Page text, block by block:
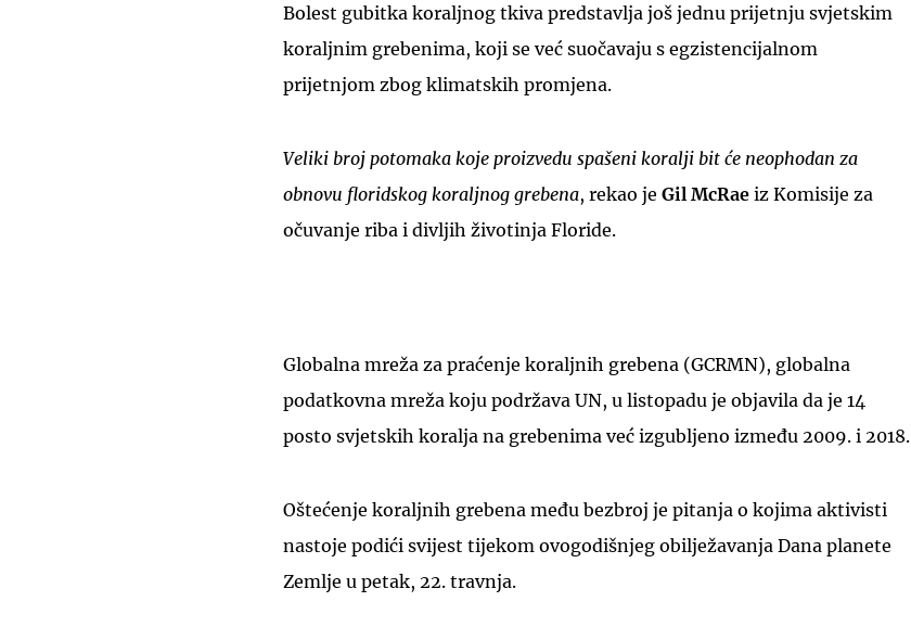
Bolest gubitka koraljnog tkiva predstavlja još jednu prijetnju svjetskim
koraljnim grebenima, koji se već suočavaju s egzistencijalnom
prijetnjom zbog klimatskih promjena.
Veliki broj potomaka koje proizvedu spašeni koralji bit će neophodan za
obnovu floridskog koraljnog grebena, rekao je Gil McRae iz Komisije za
očuvanje riba i divljih životinja Floride.
Globalna mreža za praćenje koraljnih grebena (GCRMN), globalna
podatkovna mreža koju podržava UN, u listopadu je objavila da je 14
posto svjetskih koralja na grebenima već izgubljeno između 2009. i 2018.
Oštećenje koraljnih grebena među bezbroj je pitanja o kojima aktivisti
nastoje podići svijest tijekom ovogodišnjeg obilježavanja Dana planete
Zemlje u petak, 22. travnja.